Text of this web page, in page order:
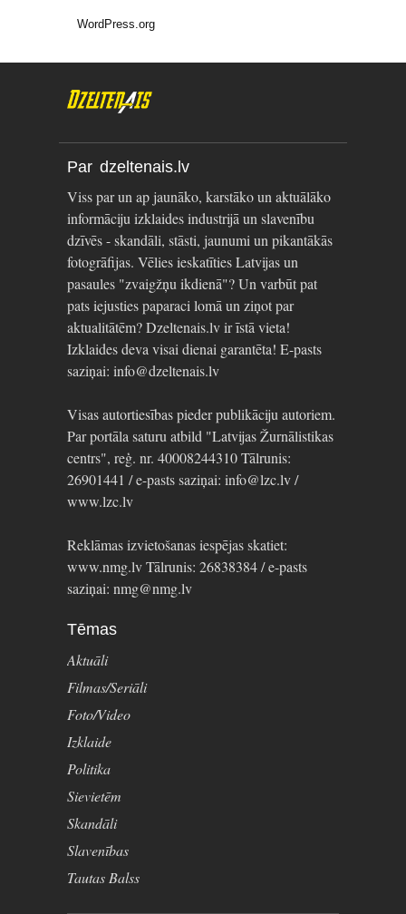
WordPress.org
Par dzeltenais.lv
Viss par un ap jaunāko, karstāko un aktuālāko
informāciju izklaides industrijā un slavenību
dzīvēs - skandāli, stāsti, jaunumi un pikantākās
fotogrāfijas. Vēlies ieskatīties Latvijas un
pasaules "zvaigžņu ikdienā"? Un varbūt pat
pats iejusties paparaci lomā un ziņot par
aktualitātēm? Dzeltenais.lv ir īstā vieta!
Izklaides deva visai dienai garantēta! E-pasts
saziņai: info@dzeltenais.lv
Visas autortiesības pieder publikāciju autoriem.
Par portāla saturu atbild "Latvijas Žurnālistikas
centrs", reģ. nr. 40008244310 Tālrunis:
26901441 / e-pasts saziņai: info@lzc.lv /
www.lzc.lv
Reklāmas izvietošanas iespējas skatiet:
www.nmg.lv Tālrunis: 26838384 / e-pasts
saziņai: nmg@nmg.lv
Tēmas
Aktuāli
Filmas/Seriāli
Foto/Video
Izklaide
Politika
Sievietēm
Skandāli
Slavenības
Tautas Balss